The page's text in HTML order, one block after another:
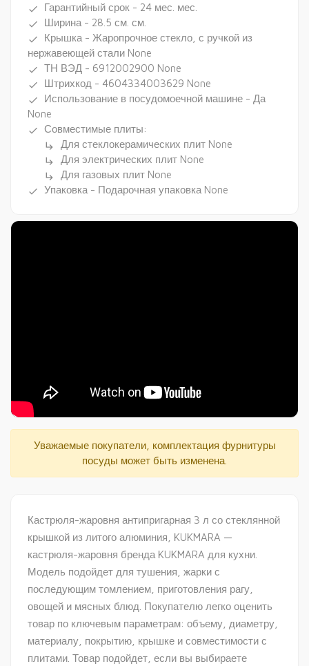
Видеообзор кастрюли-жаровни ж34а
done Гарантийный срок - 24 мес. мес.
done Ширина - 28.5 см. см.
done
Крышка - Жаропрочное стекло, с ручкой из
нержавеющей стали None
done ТН ВЭД - 6912002900 None
done Штрихкод - 4604334003629 None
done
Использование в посудомоечной машине - Да
None
done Совместимые плиты:
subdirectory_arrow_right Для стеклокерамических плит None
subdirectory_arrow_right Для электрических плит None
subdirectory_arrow_right Для газовых плит None
done Упаковка - Подарочная упаковка None
Уважаемые покупатели, комплектация фурнитуры
посуды может быть изменена.
Кастрюля-жаровня антипригарная 3 л со стеклянной
крышкой из литого алюминия, KUKMARA —
кастрюля-жаровня бренда KUKMARA для кухни.
Модель подойдет для тушения, жарки с
последующим томлением, приготовления рагу,
овощей и мясных блюд. Покупателю легко оценить
товар по ключевым параметрам: объему, диаметру,
материалу, покрытию, крышке и совместимости с
плитами. Товар подойдет, если вы выбираете